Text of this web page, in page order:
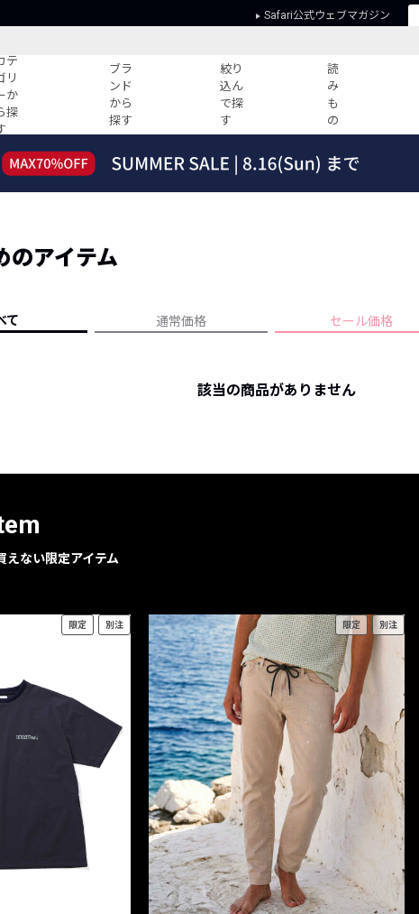
Safari公式ウェブマガジン
テ
リ
か
探
ブラ
ンド
から
探す
絞り
込ん
で探
す
読
み
も
の
すべての記事
ーデ紹介
人気記事ランキング
フォーカスブランド
プライバシーポリシー
のアイテム
て 通常価格 セール価格
該当の商品がありません
ない限定アイテム
限定 別注 限定 別注